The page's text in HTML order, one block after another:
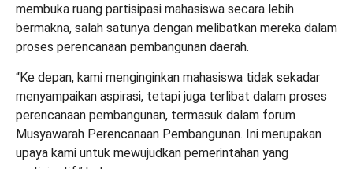
membuka ruang partisipasi mahasiswa secara lebih
bermakna, salah satunya dengan melibatkan mereka dalam
proses perencanaan pembangunan daerah.
“Ke depan, kami menginginkan mahasiswa tidak sekadar
menyampaikan aspirasi, tetapi juga terlibat dalam proses
perencanaan pembangunan, termasuk dalam forum
Musyawarah Perencanaan Pembangunan. Ini merupakan
upaya kami untuk mewujudkan pemerintahan yang